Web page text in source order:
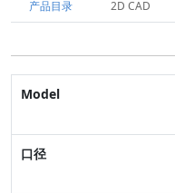
产品目录 2D CAD
Model
口径
适用流体